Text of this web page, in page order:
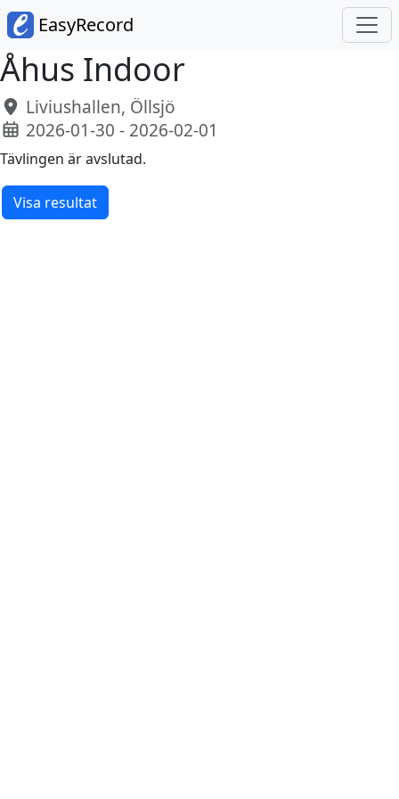
EasyRecord
Åhus Indoor
Liviushallen, Öllsjö
2026-01-30 - 2026-02-01
Tävlingen är avslutad.
Visa resultat